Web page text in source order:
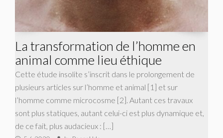
La transformation de l’homme en
animal comme lieu éthique
Cette étude insolite s’inscrit dans le prolongement de
plusieurs articles sur l’homme et animal [1] et sur
l’homme comme microcosme [2]. Autant ces travaux
sont plus statiques, autant celui-ci est plus dynamique et,
de ce fait, plus audacieux : […]